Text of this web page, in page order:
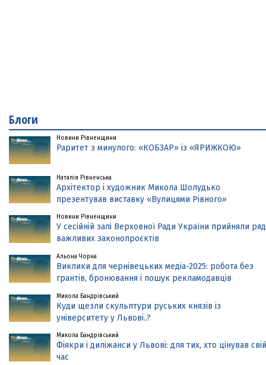
Блоги
Новини Рівненщини
Раритет з минулого: «КОБЗАР» із «ЯРИЖКОЮ»
Наталія Рівненська
Архітектор і художник Микола Шолудько
презентував виставку «Вулицями Рівного»
Новини Рівненщини
У сесійній залі Верховної Ради України прийняли ряд
важливих законопроєктів
Альона Чорна
Виклики для чернівецьких медіа-2025: робота без
грантів, бронювання і пошук рекламодавців
Микола Бандрівський
Куди щезли скульптури руських князів із
університету у Львові..?
Микола Бандрівський
Фіякри і диліжанси у Львові: для тих, хто цінував свій
час